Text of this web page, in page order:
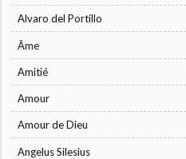
Alvaro del Portillo
Âme
Amitié
Amour
Amour de Dieu
Angelus Silesius